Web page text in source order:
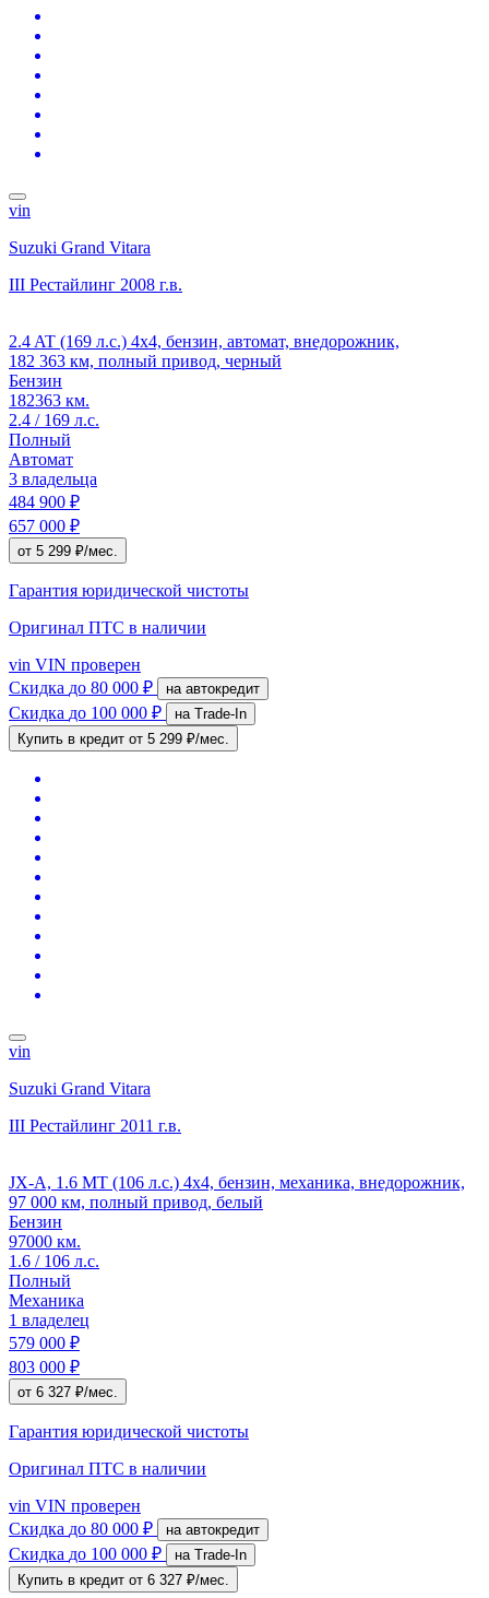
vin
Suzuki Grand Vitara
III Рестайлинг 2008 г.в.
2.4 AT (169 л.с.) 4x4, бензин, автомат, внедорожник,
182 363 км, полный привод, черный
Бензин
182363 км.
2.4 / 169 л.с.
Полный
Автомат
3 владельца
484 900 ₽
657 000 ₽
от 5 299 ₽/мес.
Гарантия юридической чистоты
Оригинал ПТС в наличии
vin VIN проверен
Скидка до 80 000 ₽ на автокредит
Скидка до 100 000 ₽
на Trade-In
Купить в кредит от 5 299 ₽/мес.
vin
Suzuki Grand Vitara
III Рестайлинг 2011 г.в.
JX-A, 1.6 MT (106 л.с.) 4x4, бензин, механика, внедорожник,
97 000 км, полный привод, белый
Бензин
97000 км.
1.6 / 106 л.с.
Полный
Механика
1 владелец
579 000 ₽
803 000 ₽
от 6 327 ₽/мес.
Гарантия юридической чистоты
Оригинал ПТС в наличии
vin VIN проверен
Скидка до 80 000 ₽ на автокредит
Скидка до 100 000 ₽
на Trade-In
Купить в кредит от 6 327 ₽/мес.